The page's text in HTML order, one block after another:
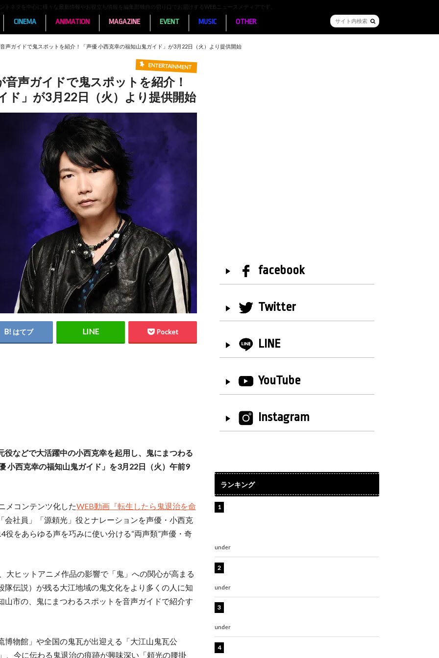
トネタを中心に様々な最新情報やお役立ち情報を編集部独自の切り口でお届けするWEBニュースメディアです。
CINEMA ANIMATION MAGAZINE EVENT MUSIC OTHER
声ガイドで鬼スポットを紹介！「声優 小西克幸の福知山⻤ガイド」が3月22日（火）より提供開始
ENTERTAINMENT
声ガイドで鬼スポットを紹介！
ド」が3月22日（火）より提供開始
はてブ Pocket
などで大活躍中の小西克幸を起用し、⻤にまつわる
小西克幸の福知山⻤ガイド」を3月22日（火）午前9
メコンテンツ化したWEB動画『転生したら⻤退治を命
会社員」「源頼光」役とナレーションを声優・小西克
をあらゆる声を巧みに使い分ける“両声類”声優・奇
大ヒットアニメ作品の影響で「⻤」への関⼼が⾼まる
伝説）が残る大江地域の⻤⽂化をより多くの人に知
市の、鬼にまつわるスポットを音声ガイドで紹介す
物館」や全国の鬼瓦が出迎える「大江山⻤瓦公
、今に伝わる鬼退治の痕跡が興味深い「頼光の腰掛
facebook
Twitter
LINE
YouTube
Instagram
ランキング
under
under
under